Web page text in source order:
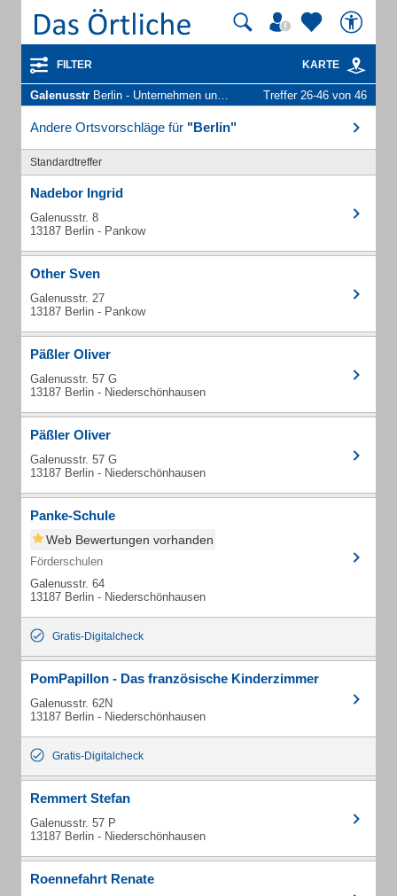
FILTER KARTE
Galenusstr Berlin - Unternehmen und Personen Treffer 26-46 von 46
Andere Ortsvorschläge für "Berlin"
Standardtreffer
Nadebor Ingrid
Galenusstr. 8
13187 Berlin - Pankow
Other Sven
Galenusstr. 27
13187 Berlin - Pankow
Päßler Oliver
Galenusstr. 57 G
13187 Berlin - Niederschönhausen
Päßler Oliver
Galenusstr. 57 G
13187 Berlin - Niederschönhausen
Panke-Schule
Web Bewertungen vorhanden
Förderschulen
Galenusstr. 64
13187 Berlin - Niederschönhausen
Gratis-Digitalcheck
PomPapillon - Das französische Kinderzimmer
Galenusstr. 62N
13187 Berlin - Niederschönhausen
Gratis-Digitalcheck
Remmert Stefan
Galenusstr. 57 P
13187 Berlin - Niederschönhausen
Roennefahrt Renate